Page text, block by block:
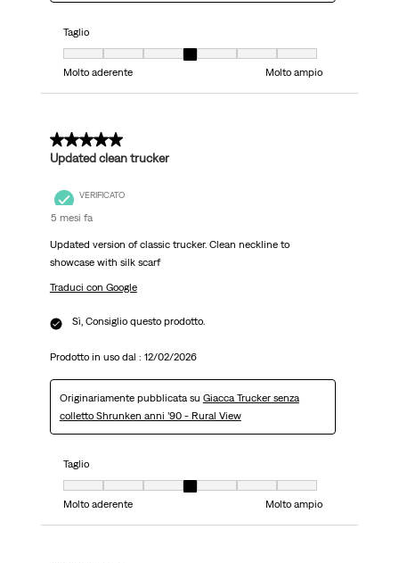
Taglio
Taglio, 4 su 7, dove 1 è uguale a Molto aderente e 7 è uguale a Molto
Molto aderente
Molto ampio
5 su 5 stelle.
Updated clean trucker
VERIFICATO
5 mesi fa
Updated version of classic trucker. Clean neckline to
showcase with silk scarf
Traduci con Google
Sì, Consiglio questo prodotto.
Prodotto in uso dal : 12/02/2026
Originariamente pubblicata su Giacca Trucker senza
colletto Shrunken anni ’90 - Rural View
Taglio
Taglio, 4 su 7, dove 1 è uguale a Molto aderente e 7 è uguale a Molto
Molto aderente
Molto ampio